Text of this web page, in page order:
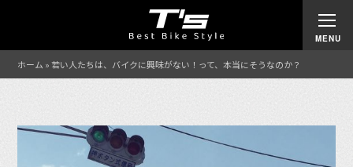
ホーム »若い人たちは、バイクに興味がない！って、本当にそうなのか？